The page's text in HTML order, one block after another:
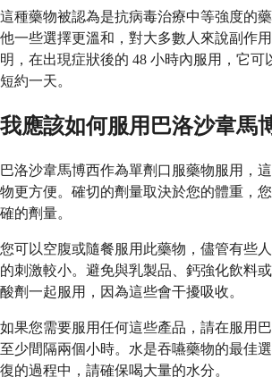
這種藥物被認為是抗病毒治療中等強度的
他一些選擇更溫和，對大多數人來說副作
明，在出現症狀後的 48 小時內服用，它可
短約一天。
我應該如何服用巴洛沙韋馬
巴洛沙韋馬博西作為單劑口服藥物服用，
物更方便。確切的劑量取決於您的體重，
確的劑量。
您可以空腹或隨餐服用此藥物，儘管有些
的刺激較小。避免與乳製品、鈣強化飲料
酸劑一起服用，因為這些會干擾吸收。
如果您需要服用任何這些產品，請在服用
至少間隔兩個小時。水是吞嚥藥物的最佳
復的過程中，請確保喝大量的水分。